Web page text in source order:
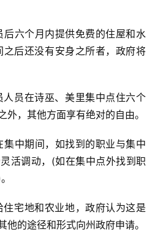
六个月内提供免费的住屋和水
后还没有安身之所者，政府将
员在诗巫、美里集中点住六个
外，其他方面享有绝对的自由。
中期间，如找到的职业与集中
活调动，(如在集中点外找到职
宅地和农业地，政府认为这是
的途径和形式向州政府申请。